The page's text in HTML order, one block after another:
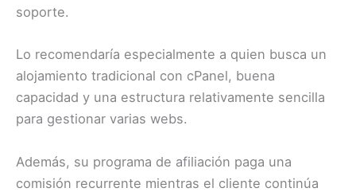
soporte.
Lo recomendaría especialmente a quien busca un
alojamiento tradicional con cPanel, buena
capacidad y una estructura relativamente sencilla
para gestionar varias webs.
Además, su programa de afiliación paga una
comisión recurrente mientras el cliente continúa